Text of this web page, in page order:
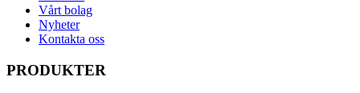
Vårt bolag
Nyheter
Kontakta oss
PRODUKTER